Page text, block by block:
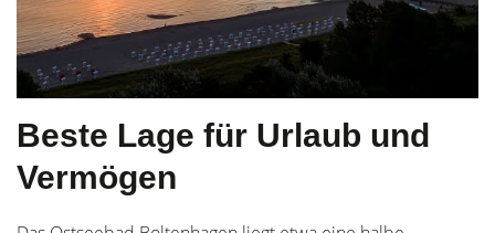
Beste Lage für Urlaub und
Vermögen